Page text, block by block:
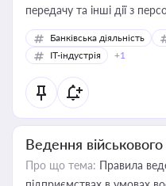
передачу та інші дії з
Банківська діяльність
IT-індустрія
+1
Ведення
Про що тема: Правила